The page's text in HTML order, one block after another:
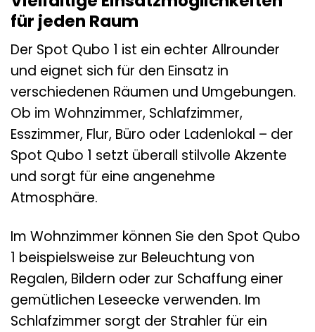
für jeden Raum
Der Spot Qubo 1 ist ein echter Allrounder
und eignet sich für den Einsatz in
verschiedenen Räumen und Umgebungen.
Ob im Wohnzimmer, Schlafzimmer,
Esszimmer, Flur, Büro oder Ladenlokal – der
Spot Qubo 1 setzt überall stilvolle Akzente
und sorgt für eine angenehme
Atmosphäre.
Im Wohnzimmer können Sie den Spot Qubo
1 beispielsweise zur Beleuchtung von
Regalen, Bildern oder zur Schaffung einer
gemütlichen Leseecke verwenden. Im
Schlafzimmer sorgt der Strahler für ein